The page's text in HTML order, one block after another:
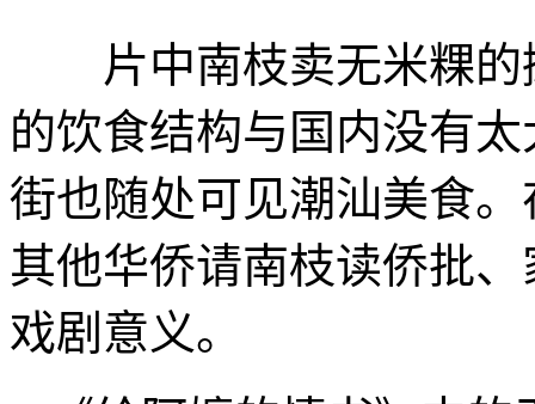
片中南枝卖无米粿的
的饮食结构与国内没有
街也随处可见潮汕美食
其他华侨请南枝读侨批
戏剧意义。